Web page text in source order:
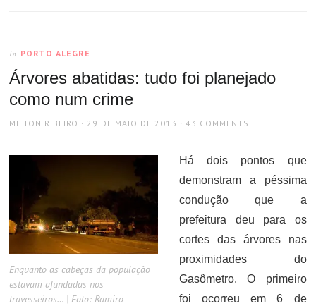
In PORTO ALEGRE
Árvores abatidas: tudo foi planejado
como num crime
AUTHOR
MILTON RIBEIRO
POSTED
29 DE MAIO DE 2013 43 COMMENTS
Enquanto as cabeças da população
estavam afundadas nos
travesseiros… | Foto: Ramiro
Há dois pontos que
demonstram a péssima
condução que a
prefeitura deu para os
cortes das árvores nas
proximidades do
Gasômetro. O primeiro
foi ocorreu em 6 de